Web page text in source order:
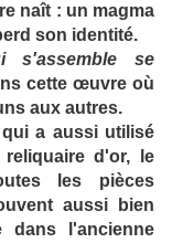
naît : un magma
son identité.
s'assemble se
cette œuvre où
aux autres.
a aussi utilisé
d'or, le
les pièces
aussi bien
dans l'ancienne